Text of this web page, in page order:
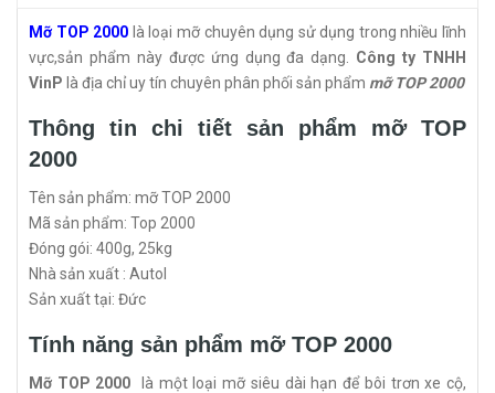
Mỡ TOP 2000 là loại mỡ chuyên dụng sử dụng trong nhiều lĩnh
vực,sản phẩm này được ứng dụng đa dạng. Công ty TNHH
VinP là địa chỉ uy tín chuyên phân phối sản phẩm mỡ TOP 2000
Thông tin chi tiết sản phẩm mỡ TOP
2000
Tên sản phẩm: mỡ TOP 2000
Mã sản phẩm: Top 2000
Đóng gói: 400g, 25kg
Nhà sản xuất : Autol
Sản xuất tại: Đức
Tính năng sản phẩm mỡ TOP 2000
Mỡ TOP 2000 là một loại mỡ siêu dài hạn để bôi trơn xe cộ,